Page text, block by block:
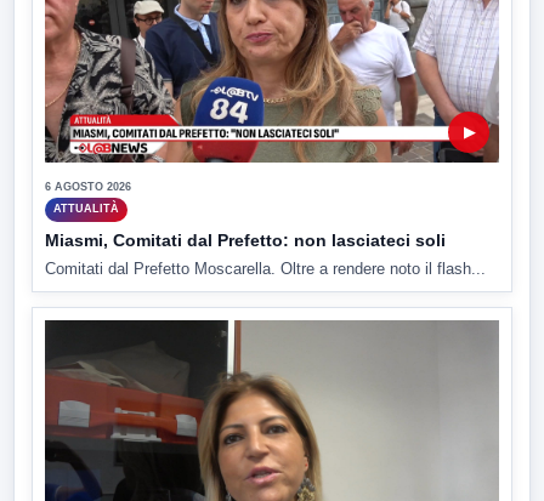
▶
6 AGOSTO 2026
ATTUALITÀ
Miasmi, Comitati dal Prefetto: non lasciateci soli
Comitati dal Prefetto Moscarella. Oltre a rendere noto il flash...